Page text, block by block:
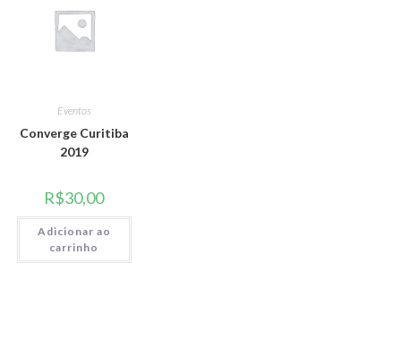
Eventos
Converge Curitiba
2019
R$30,00
Adicionar ao
carrinho